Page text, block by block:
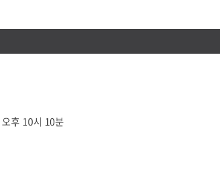
후 10시 10분